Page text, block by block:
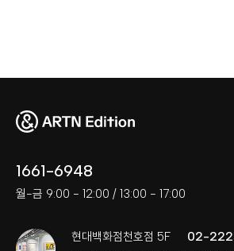
1661-6948
월-금 9:00 - 12:00 / 13:00 - 17:00
현대백화점천호점 5F 02-